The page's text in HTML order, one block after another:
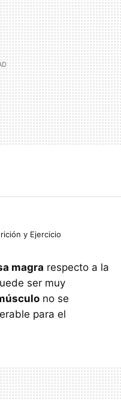
y Ejercicio
magra respecto a la
ser muy
no se
para el